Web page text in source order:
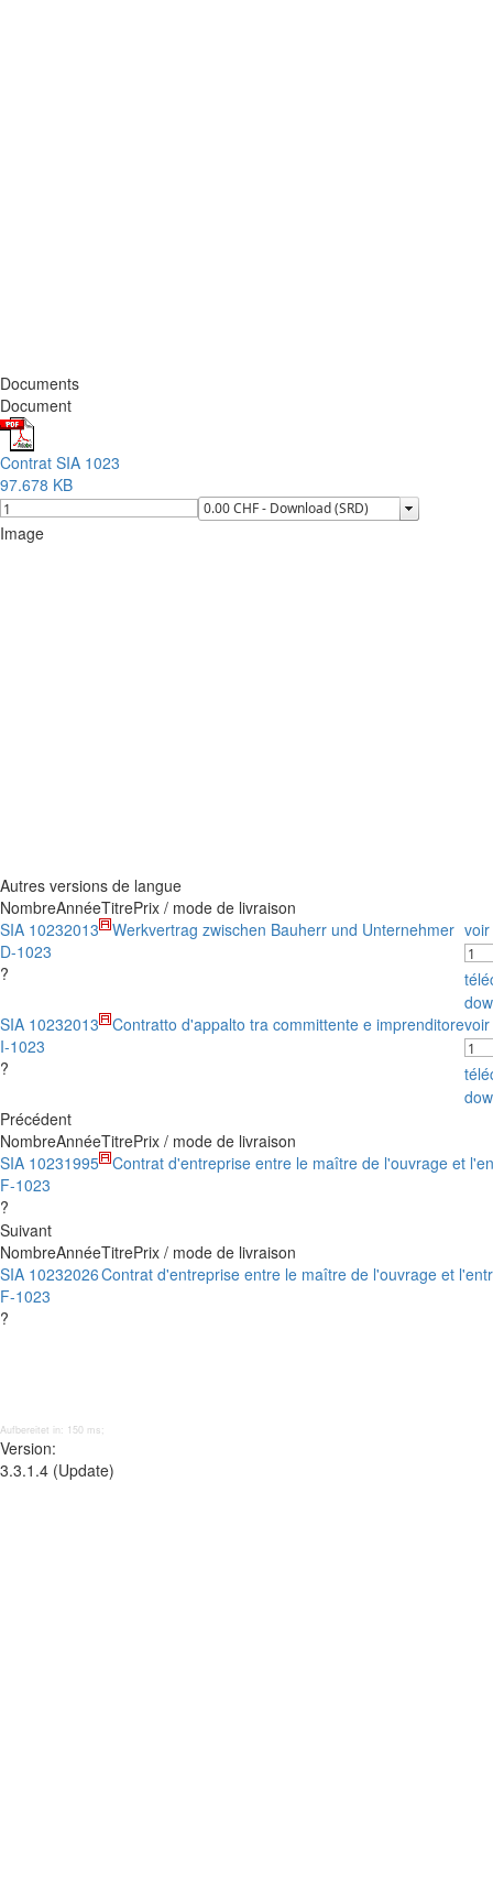
Documents
Document
Contrat SIA 1023
97.678 KB
Image
Autres versions de langue
NombreAnnéeTitrePrix / mode de livraison
SIA 1023
D-1023
?
2013 Werkvertrag zwischen Bauherr und Unternehmer
SIA 1023
I-1023
?
2013 Contratto d'appalto tra committente e imprenditore
Précédent
NombreAnnéeTitrePrix / mode de livraison
SIA 1023
F-1023
?
1995 Contrat d'entreprise entre le maître de l'ouvrage et
Suivant
NombreAnnéeTitrePrix / mode de livraison
SIA 1023
F-1023
?
2026Contrat d'entreprise entre le maître de l'ouvrage et
Aufbereitet in: 150 ms;
Version:
3.3.1.4 (Update)